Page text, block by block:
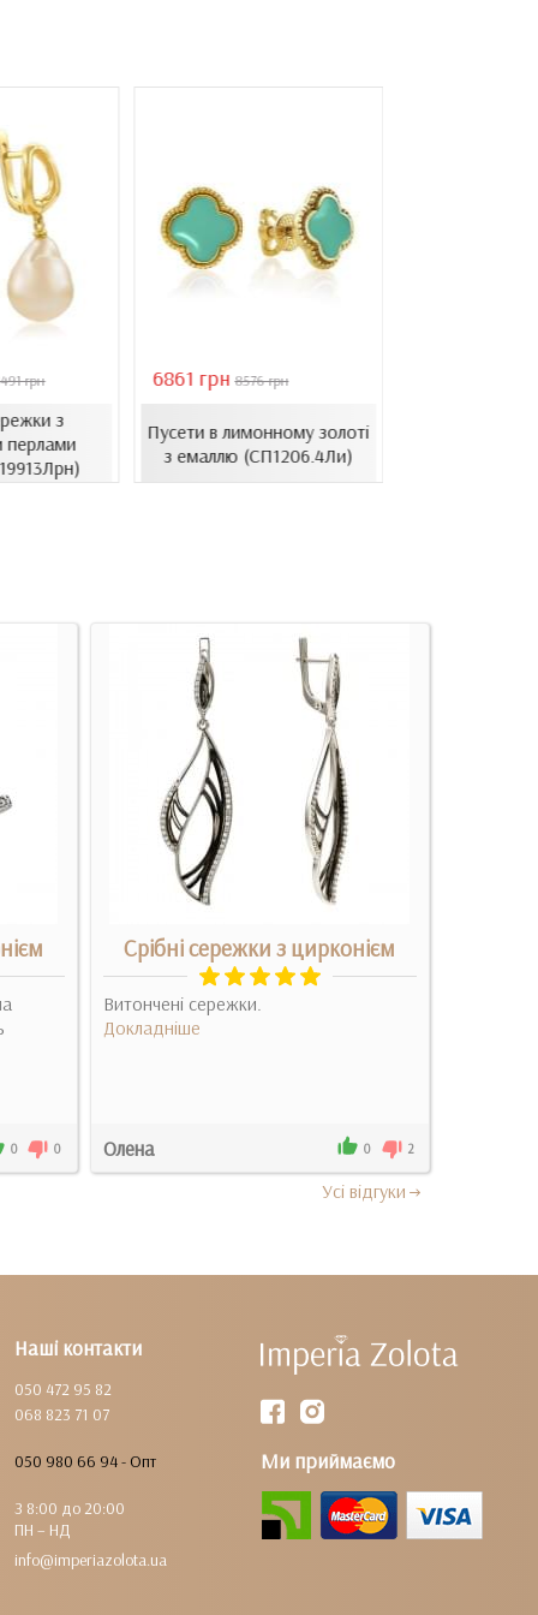
грн
з
перлами
6861 грн 8576 грн
Пусети в лимонному золоті
з емаллю (СП1206.4Ли)
0 0
Срібні сережки з цирконієм
Витончені сережки.
Докладніше
Олена 0 2
Усi вiдгуки
Наші контакти
050 472 95 82
068 823 71 07
050 980 66 94 - Опт
З 8:00 до 20:00
ПН – НД
info@imperiazolota.ua
Ми приймаємо